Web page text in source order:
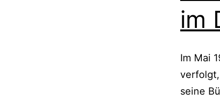
im
Im Mai
seine